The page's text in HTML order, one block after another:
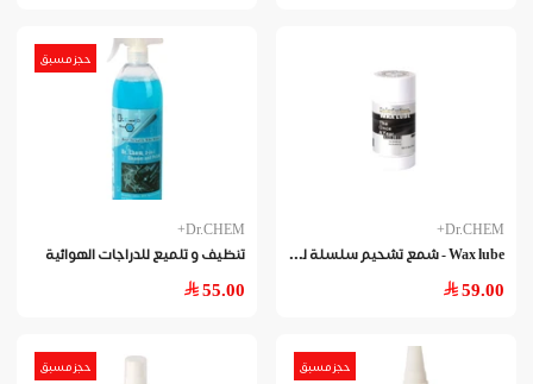
Dr.CHEM+
Wax
lube - شمع تشحيم سلسلة للدراجة الهوائية
59.00
حجز مسبق
Dr.CHEM+
تنظيف و تلميع للدراجات الهوائية
55.00
حجز مسبق حجز مسبق